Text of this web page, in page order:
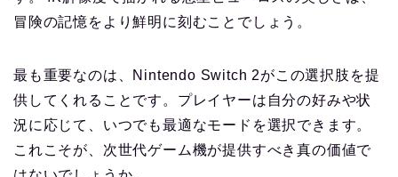
冒険の記憶をより鮮明に刻むことでしょう。
最も重要なのは、Nintendo Switch 2がこの選択肢を提
供してくれることです。プレイヤーは自分の好みや状
況に応じて、いつでも最適なモードを選択できます。
これこそが、次世代ゲーム機が提供すべき真の価値で